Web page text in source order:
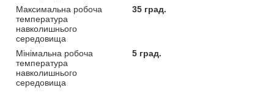
Максимальна робоча
температура
навколишнього
середовища
35 град.
Мінімальна робоча
температура
навколишнього
середовища
5 град.